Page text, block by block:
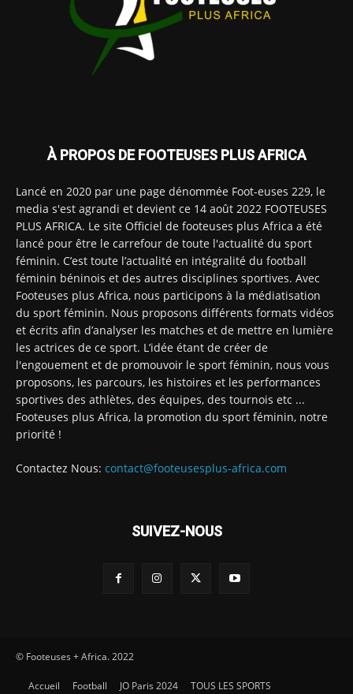
À PROPOS DE FOOTEUSES PLUS AFRICA
Lancé en 2020 par une page dénommée Foot-euses 229, le
media s'est agrandi et devient ce 14 août 2022 FOOTEUSES
PLUS AFRICA. Le site Officiel de footeuses plus Africa a été
lancé pour être le carrefour de toute l'actualité du sport
féminin. C’est toute l’actualité en intégralité du football
féminin béninois et des autres disciplines sportives. Avec
Footeuses plus Africa, nous participons à la médiatisation
du sport féminin. Nous proposons différents formats vidéos
et écrits afin d’analyser les matches et de mettre en lumière
les actrices de ce sport. L’idée étant de créer de
l'engouement et de promouvoir le sport féminin, nous vous
proposons, les parcours, les histoires et les performances
sportives des athlètes, des équipes, des tournois etc ...
Footeuses plus Africa, la promotion du sport féminin, notre
priorité !
Contactez Nous: contact@footeusesplus-africa.com
SUIVEZ-NOUS
© Footeuses + Africa. 2022
Accueil Football JO Paris 2024 TOUS LES SPORTS